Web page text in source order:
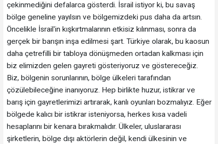
çekinmediğini defalarca gösterdi. İsrail istiyor ki, bu savaş
bölge geneline yayılsın ve bölgemizdeki pus daha da artsın.
Öncelikle İsrail'in kışkırtmalarının etkisiz kılınması, sonra da
gerçek bir barışın inşa edilmesi şart. Türkiye olarak, bu kaosun
daha çetrefilli bir tabloya dönüşmeden ortadan kalkması için
biz elimizden gelen gayreti gösteriyoruz ve göstereceğiz.
Biz, bölgenin sorunlarının, bölge ülkeleri tarafından
çözülebileceğine inanıyoruz. Hep birlikte huzur, istikrar ve
barış için gayretlerimizi artırarak, kanlı oyunları bozmalıyız. Eğer
bölgede kalıcı bir istikrar isteniyorsa, herkes kısa vadeli
hesaplarını bir kenara bırakmalıdır. Ülkeler, uluslararası
şirketlerin, bölge dışı aktörlerin değil, kendi ülkesinin ve